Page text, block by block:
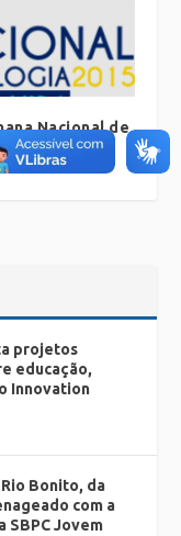
Nacional de
projetos
educação,
Innovation
Bonito, da
com a
SBPC Jovem